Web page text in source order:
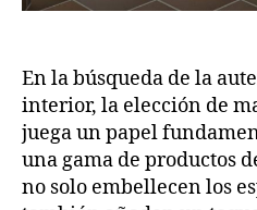
En la búsqueda de la
interior, la elección de
juega un papel
una gama de productos
no solo embellecen los